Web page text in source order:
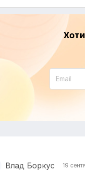
Влад Боркус 19